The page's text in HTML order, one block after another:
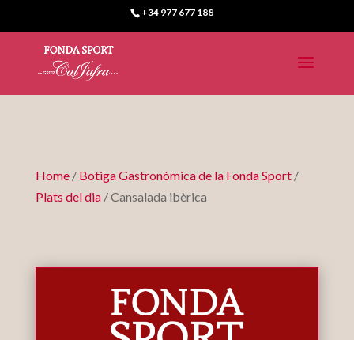
+34 977 677 188
Home/ Botiga Gastronòmica de la Fonda Sport/
Plats del dia/ Cansalada ibèrica